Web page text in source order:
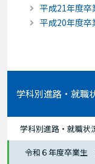
平成21年度卒
平成20年度卒
学科別進路・就職
学科別進路・就職状
令和６年度卒業